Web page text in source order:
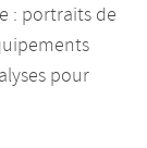
: portraits de
pour